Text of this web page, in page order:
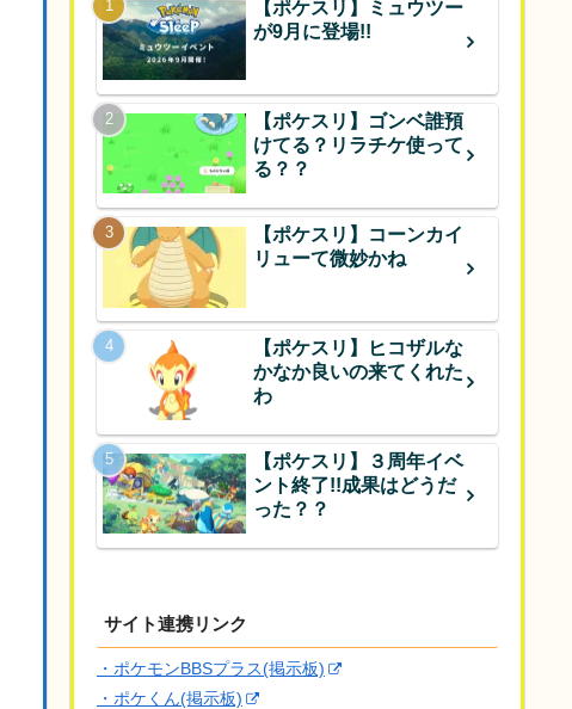
【ポケスリ】ミュウツー
が9月に登場!!
【ポケスリ】ゴンベ誰預
けてる？リラチケ使って
る？？
【ポケスリ】コーンカイ
リューて微妙かね
【ポケスリ】ヒコザルな
かなか良いの来てくれた
わ
【ポケスリ】３周年イベ
ント終了!!成果はどうだ
った？？
サイト連携リンク
・ポケモンBBSプラス(掲示板)
・ポケくん(掲示板)